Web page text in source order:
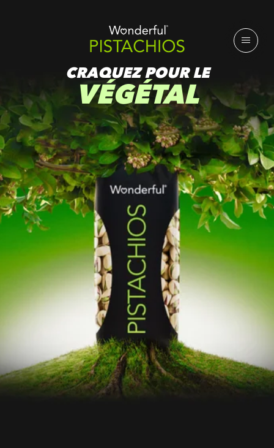
CRAQUEZ POUR LE
VÉGÉTAL